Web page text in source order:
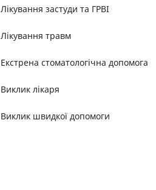
Лікування застуди та ГРВІ
Лікування травм
Екстрена стоматологічна допомога
Виклик лікаря
Виклик швидкої допомоги